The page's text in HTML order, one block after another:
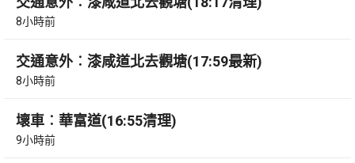
8小時前
交通意外︰漆咸道北去觀塘(17:59最新)
8小時前
壞車︰華富道(16:55清理)
9小時前